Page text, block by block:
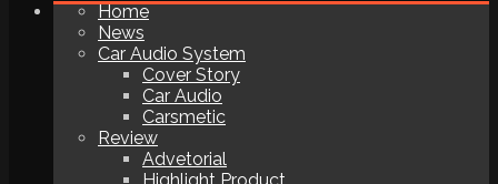
Home
News
Car Audio System
Cover Story
Car Audio
Carsmetic
Review
Advetorial